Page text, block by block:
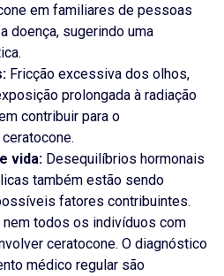
em familiares de pessoas
doença, sugerindo uma
Fricção excessiva dos olhos,
prolongada à radiação
contribuir para o
vida: Desequilíbrios hormonais
também estão sendo
fatores contribuintes.
todos os indivíduos com
ceratocone. O diagnóstico
médico regular são